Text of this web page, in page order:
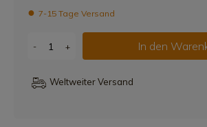
7-15 Tage Versand
- + In den
Weltweiter Versand